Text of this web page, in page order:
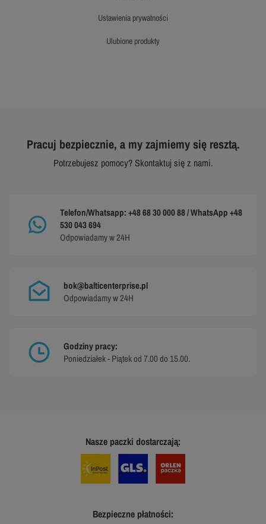
ustawienia prywatności
ulubione produkty
Pracuj bezpiecznie, a my zajmiemy się resztą.
Potrzebujesz pomocy? Skontaktuj się z nami.
Telefon/Whatsapp: +48 68 30 000 88 / WhatsApp +48
530 043 694
Odpowiadamy w 24H
bok@balticenterprise.pl
Odpowiadamy w 24H
Godziny pracy:
Poniedziałek - Piątek od 7.00 do 15.00.
Nasze paczki dostarczają:
Bezpieczne płatności: